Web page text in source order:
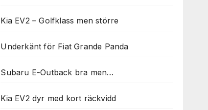
Kia EV2 – Golfklass men större
Underkänt för Fiat Grande Panda
Subaru E-Outback bra men…
Kia EV2 dyr med kort räckvidd